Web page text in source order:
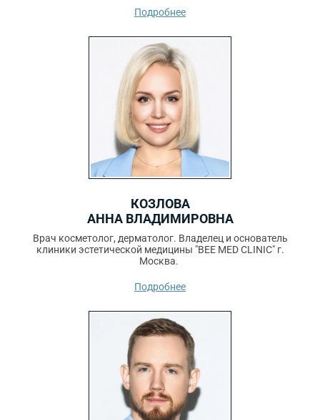
Подробнее
КОЗЛОВА
АННА ВЛАДИМИРОВНА
Врач косметолог, дерматолог. Владелец и основатель
клиники эстетической медицины "BEE MED CLINIC" г.
Москва.
Подробнее